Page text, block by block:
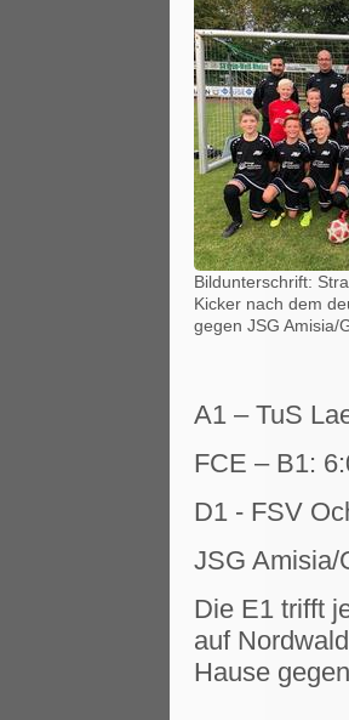
Bildunterschrift:
Kicker nach dem
gegen JSG Amisia/
A1 – TuS
FCE – B1:
D1 - FSV
JSG Amisia/
Die E1 trifft
auf
Hause